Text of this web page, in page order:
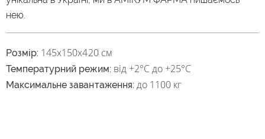
нею.
Розмір: 145х150х420 см
Температурний режим: від +2°С до +25°С
Максимальне завантаження: до 1100 кг